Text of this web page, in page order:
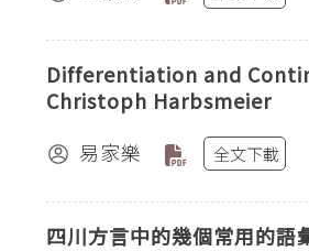
Differentiation and
Christoph Harbsmeier
易家樂
全文下載
四川方言中的幾個常用的語